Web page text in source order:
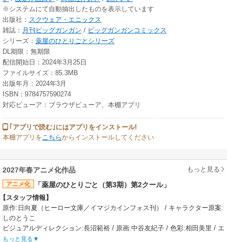
※システムにて自動抽出したものを表示しています
出版社： スクウェア・エニックス
雑誌： 月刊ビッグガンガン / ビッグガンガンコミックス
シリーズ： 薬屋のひとりごとシリーズ
DL期限：無期限
配信開始日：2024年3月25日
ファイルサイズ：85.3MB
出版年月：2024年3月
ISBN：9784757590274
対応ビューア：ブラウザビューア、本棚アプリ
｢アプリで読む｣にはアプリをインストール!
本棚アプリを こちらからインストールしてください
2027年春アニメ化作品 もっと見る
アニメ化 「薬屋のひとりごと（第3期）第2クール」
スタッフ情報】
原作:日向夏（ヒーロー文庫／イマジカインフォス刊） / キャラクター原案:
しのとうこ
ビジュアルディレクション:長沼範裕 / 原画:中谷友紀子 / 色彩:相田美里 / エ
フェクト:TJ
もっと見る